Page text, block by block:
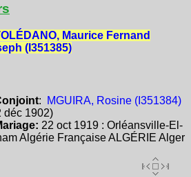
Maurice Fernand
(I351385)
:
MGUIRA, Rosine (I351384)
déc 1902)
22 oct 1919 : Orléansville-El-
Algérie Française ALGÉRIE Alger